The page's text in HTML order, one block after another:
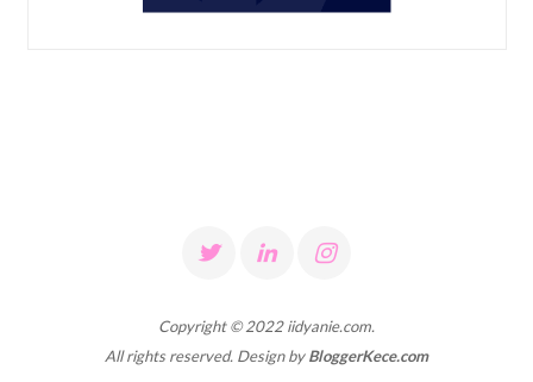
Copyright © 2022 iidyanie.com.
All rights reserved. Design byBloggerKece.com